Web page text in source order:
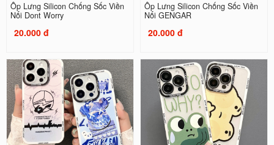
Ốp Lưng Silicon Chống Sốc Viền
Nổi Dont Worry
20.000 đ
Ốp Lưng Silicon Chống Sốc Viền
Nổi GENGAR
20.000 đ